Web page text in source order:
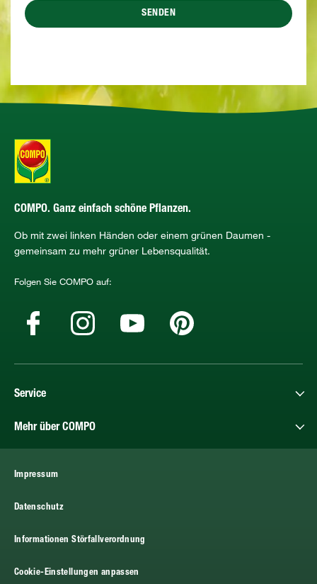
SENDEN
COMPO. Ganz einfach schöne Pflanzen.
Ob mit zwei linken Händen oder einem grünen Daumen -
gemeinsam zu mehr grüner Lebensqualität.
Folgen Sie COMPO auf:
Service
Mehr über COMPO
Impressum
Datenschutz
Informationen Störfallverordnung
Cookie-Einstellungen anpassen